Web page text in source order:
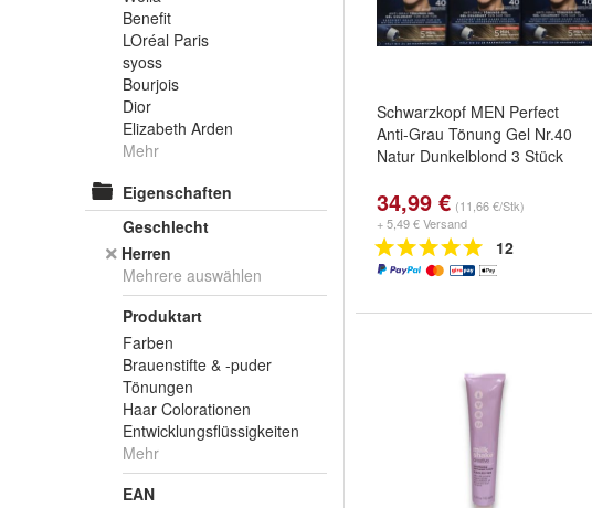
Benefit
LOréal Paris
syoss
Bourjois
Dior
Elizabeth Arden
Mehr
Eigenschaften
Geschlecht
Herren
Mehrere auswählen
Produktart
Farben
Brauenstifte & -puder
Tönungen
Haar Colorationen
Entwicklungsflüssigkeiten
Mehr
EAN
Schwarzkopf MEN Perfect
Anti-Grau Tönung Gel Nr.40
Natur Dunkelblond 3 Stück
34,99 € (11,66 €/Stk)
+ 5,49 € Versand
12